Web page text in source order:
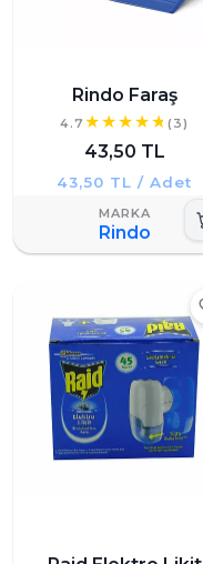
Rindo Faraş
4.7 (3)
43,50 TL
43,50 TL / Adet
Rindo